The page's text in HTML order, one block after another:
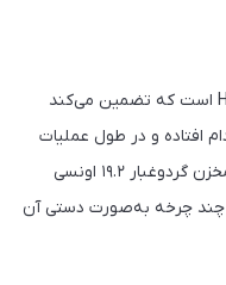
این دستگاه دارای سیستم فیلترسازی HEPA است که تضمین می‌کند
آن به دام افتاده و در طول عملیات
به هوا خارج نمی‌شوند. گردوغبار به داخل مخزن گردوغبار ۱۹.۲ اونسی
چند چرخه به‌صورت دستی آن